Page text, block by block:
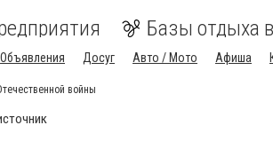
Базы отдыха
Объявления Досуг Авто / Мото Афиша
войны